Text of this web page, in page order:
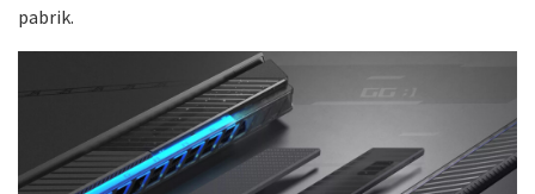
pabrik.